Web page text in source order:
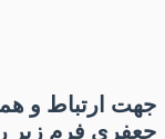
جهت ارتباط و
جعفری فرم زیر